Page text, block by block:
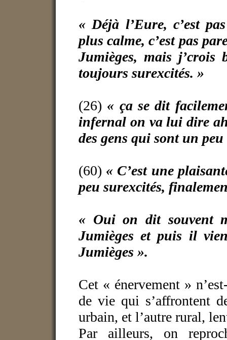
« Déjà l’Eure, c’est
plus calme, c’est pas
Jumièges, mais
toujours surexcités. »
(26) « ça se dit
infernal on va lui dire
des gens qui sont un
(60) « C’est une
peu surexcités,
« Oui on dit souvent
Jumièges et puis il
Jumièges ».
Cet « énervement »
de vie qui s’affrontent
urbain, et l’autre rural,
Par ailleurs, on